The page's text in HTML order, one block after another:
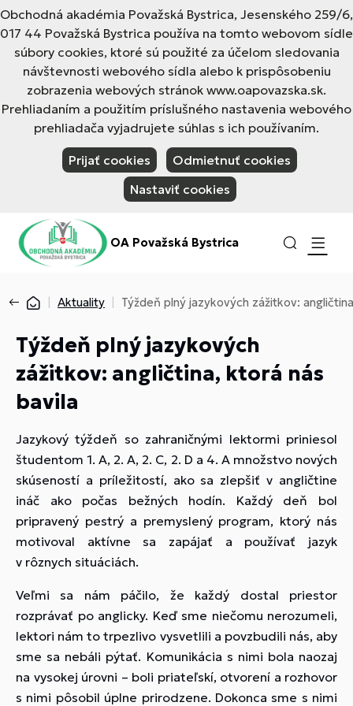
Obchodná akadémia Považská Bystrica, Jesenského 259/6,
017 44 Považská Bystrica používa na tomto webovom sídle
súbory cookies, ktoré sú použité za účelom sledovania
návštevnosti webového sídla alebo k prispôsobeniu
zobrazenia webových stránok www.oapovazska.sk.
Prehliadaním a použitím príslušného nastavenia webového
prehliadača vyjadrujete súhlas s ich používaním.
Prijať cookies
Odmietnuť cookies
Nastaviť cookies
OA Považská Bystrica
Aktuality Týždeň plný jazykových zážitkov:
Týždeň plný jazykových
zážitkov: angličtina, ktorá nás
bavila
Jazykový týždeň so zahraničnými lektormi priniesol
študentom 1. A, 2. A, 2. C, 2. D a 4. A množstvo nových
skúseností a príležitostí, ako sa zlepšiť v angličtine
ináč ako počas bežných hodín. Každý deň bol
pripravený pestrý a premyslený program, ktorý nás
motivoval aktívne sa zapájať a používať jazyk
v rôznych situáciách.
Veľmi sa nám páčilo, že každý dostal priestor
rozprávať po anglicky. Keď sme niečomu nerozumeli,
lektori nám to trpezlivo vysvetlili a povzbudili nás, aby
sme sa nebáli pýtať. Komunikácia s nimi bola naozaj
na vysokej úrovni – boli priateľskí, otvorení a rozhovor
s nimi pôsobil úplne prirodzene. Dokonca sme s nimi